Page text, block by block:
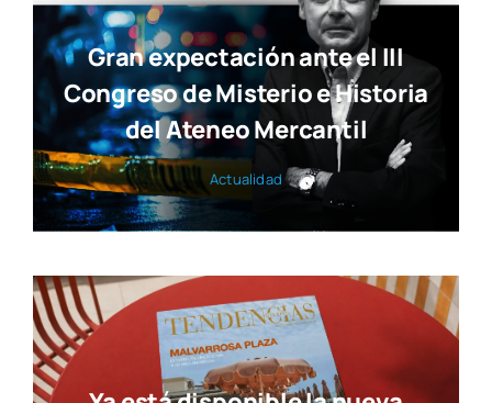
Gran expectación ante el III
Congreso de Misterio e Historia
del Ateneo Mercantil
Actua­li­dad